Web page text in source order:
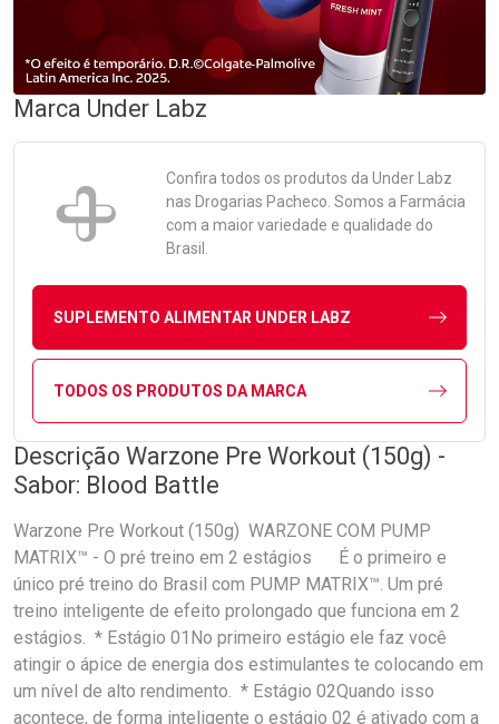
Marca Under Labz
Confira todos os produtos da Under Labz
nas Drogarias Pacheco. Somos a Farmácia
com a maior variedade e qualidade do
Brasil.
SUPLEMENTO ALIMENTAR UNDER LABZ
TODOS OS PRODUTOS DA MARCA
Descrição Warzone Pre Workout (150g) -
Sabor: Blood Battle
Warzone Pre Workout (150g) WARZONE COM PUMP
MATRIX™ - O pré treino em 2 estágios É o primeiro e
único pré treino do Brasil com PUMP MATRIX™. Um pré
treino inteligente de efeito prolongado que funciona em 2
estágios. * Estágio 01No primeiro estágio ele faz você
atingir o ápice de energia dos estimulantes te colocando em
um nível de alto rendimento. * Estágio 02Quando isso
acontece, de forma inteligente o estágio 02 é ativado com a